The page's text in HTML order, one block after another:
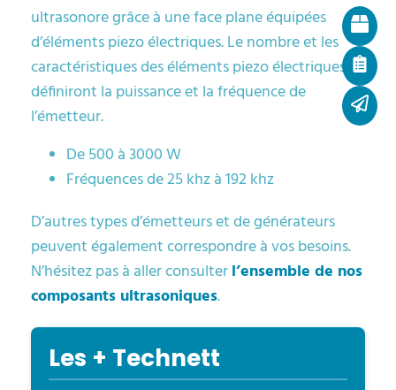
ultrasonore grâce à une face plane équipées
d’éléments piezo électriques. Le nombre et les
caractéristiques des éléments piezo électriques
définiront la puissance et la fréquence de
l’émetteur.
De 500 à 3000 W
Fréquences de 25 khz à 192 khz
D’autres types d’émetteurs et de générateurs
peuvent également correspondre à vos besoins.
N’hésitez pas à aller consulterl’ensemble de nos
composants ultrasoniques.
Les + Technett